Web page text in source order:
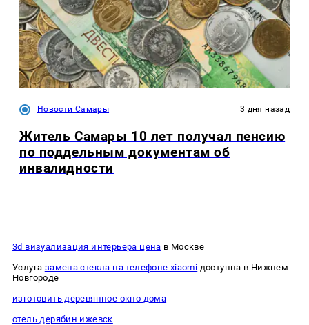
Новости Самары 3 дня назад
Житель Самары 10 лет получал пенсию
по поддельным документам об
инвалидности
3d визуализация интерьера цена в Москве
Услуга замена стекла на телефоне xiaomi доступна в Нижнем
Новгороде
изготовить деревянное окно дома
отель дерябин ижевск